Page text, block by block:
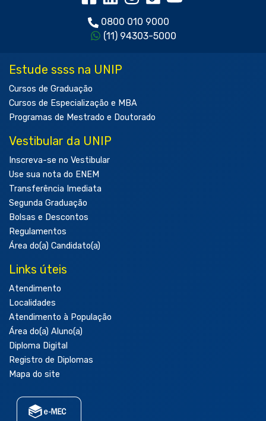
0800 010 9000
(11) 94303-5000
Estude ssss na UNIP
Cursos de Graduação
Cursos de Especialização e MBA
Programas de Mestrado e Doutorado
Vestibular da UNIP
Inscreva-se no Vestibular
Use sua nota do ENEM
Transferência Imediata
Segunda Graduação
Bolsas e Descontos
Regulamentos
Área do(a) Candidato(a)
Links úteis
Atendimento
Localidades
Atendimento à População
Área do(a) Aluno(a)
Diploma Digital
Registro de Diplomas
Mapa do site